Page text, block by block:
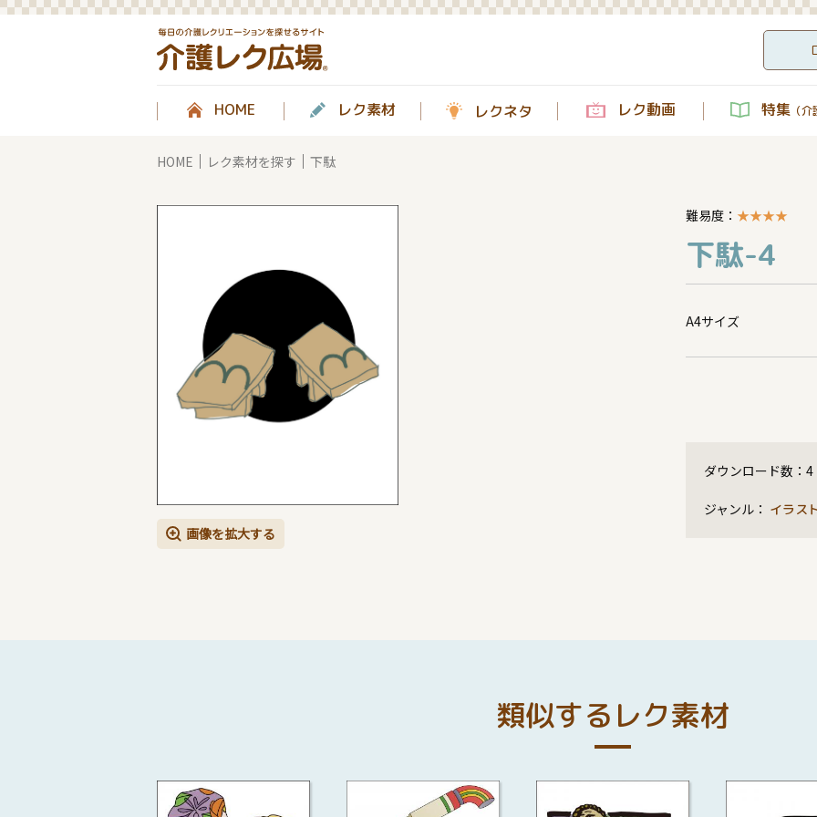
HOME レク素材 レクネタ レク動画 特集 （
HOME レク素材を探す 下駄
画像を拡大する
難易度： ★★★★
下駄-4
A4サイズ
ダウンロード数： 4
ジャンル： イラス
類似するレク素材